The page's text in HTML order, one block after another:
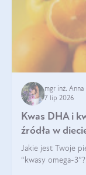
mgr inż. Anna
7 lip 2026
Kwas DHA i
źródła w
Jakie jest Twoje
“kwasy omega-